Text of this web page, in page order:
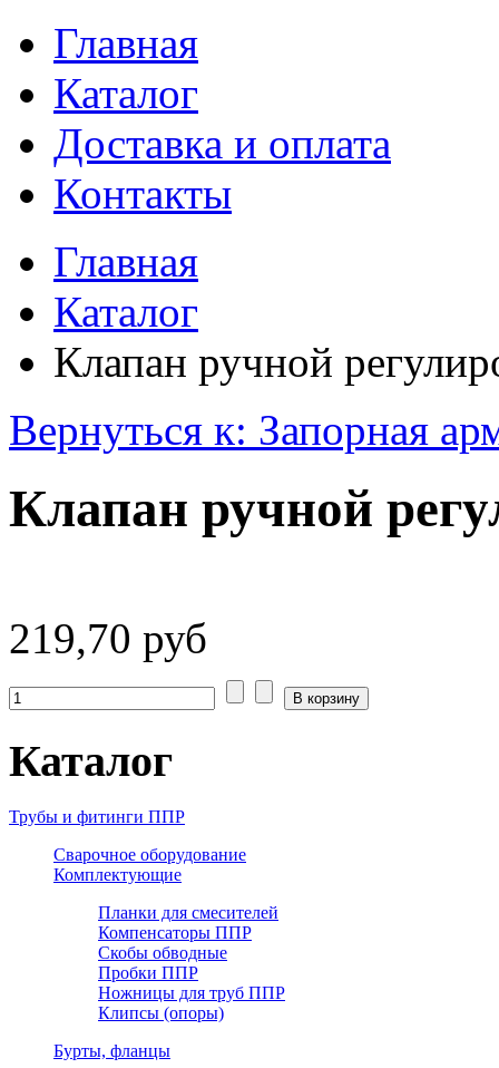
Главная
Каталог
Доставка и оплата
Контакты
Главная
Каталог
Клапан ручной
Вернуться к: Запорная
Клапан ручной
219,70 руб
Каталог
Трубы и фитинги ППР
Сварочное оборудование
Комплектующие
Планки для смесителей
Компенсаторы ППР
Скобы обводные
Пробки ППР
Ножницы для труб ППР
Клипсы (опоры)
Бурты, фланцы